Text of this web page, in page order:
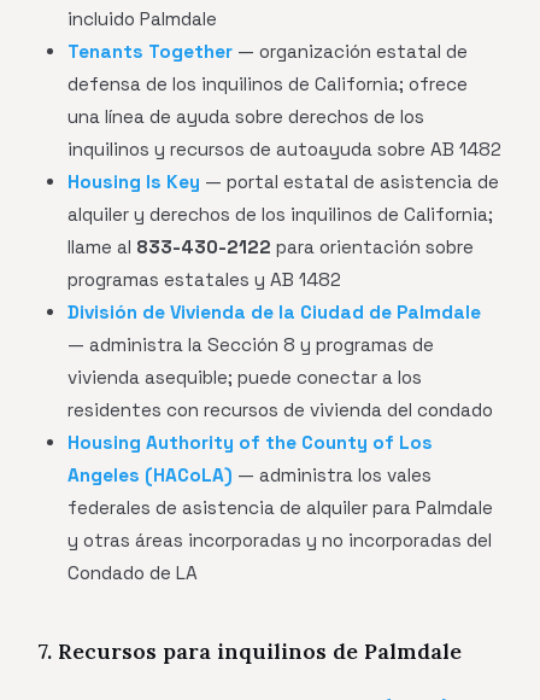
incluido Palmdale
Tenants Together — organización estatal de
defensa de los inquilinos de California; ofrece
una línea de ayuda sobre derechos de los
inquilinos y recursos de autoayuda sobre AB 1482
Housing Is Key — portal estatal de asistencia de
alquiler y derechos de los inquilinos de California;
llame al 833-430-2122 para orientación sobre
programas estatales y AB 1482
División de Vivienda de la Ciudad de Palmdale
— administra la Sección 8 y programas de
vivienda asequible; puede conectar a los
residentes con recursos de vivienda del condado
Housing Authority of the County of Los
Angeles (HACoLA) — administra los vales
federales de asistencia de alquiler para Palmdale
y otras áreas incorporadas y no incorporadas del
Condado de LA
7. Recursos para inquilinos de Palmdale